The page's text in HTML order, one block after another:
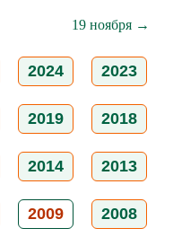
19 ноября →
2024 2023
2019 2018
2014 2013
2009 2008